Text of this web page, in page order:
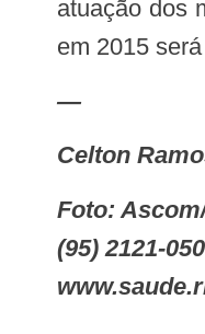
atuação dos
em 2015
—
Celton
Foto:
(95) 2121-